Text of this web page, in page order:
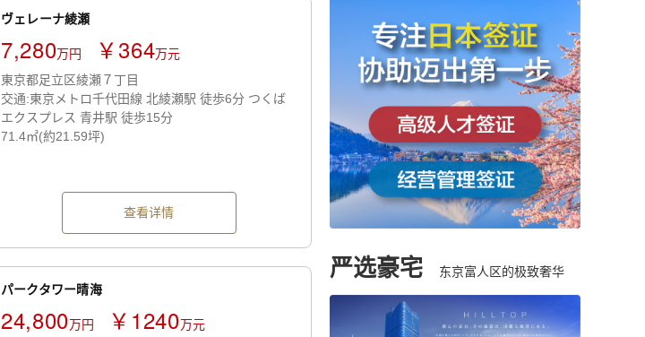
ヴェレーナ綾瀬
7,280万円 ￥364万元
東京都足立区綾瀬７丁目
交通:東京メトロ千代田線 北綾瀬駅 徒歩6分 つくば
エクスプレス 青井駅 徒歩15分
71.4㎡(約21.59坪)
查看详情
パークタワー晴海
24,800万円 ￥1240万元
严选豪宅 东京富人区的极致奢华